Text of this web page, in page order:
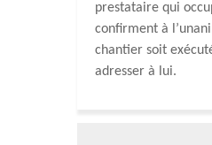
prestataire qui
confirment à
chantier soit
adresser à lui.